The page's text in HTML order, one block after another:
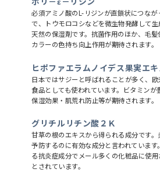
必須アミノ酸のL-リジンが直鎖状につな
で、トウモロコシなどを微生物発酵して生
天然の保湿剤です。抗菌作用のほか、毛
カラーの色持ち向上作用が期待されます。
ヒポファエラムノイデス果実エ
日本ではサジーと呼ばれることが多く、
食品としても使われています。ビタミンが
保湿効果・肌荒れ防止等が期待されます。
グリチルリチン酸２Ｋ
甘草の根のエキスから得られる成分です
予防するのに有効な成分と言われています
る抗炎症成分でメール多くの化粧品に使
とされています。